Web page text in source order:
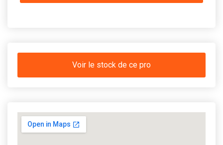
Voir le stock de ce pro